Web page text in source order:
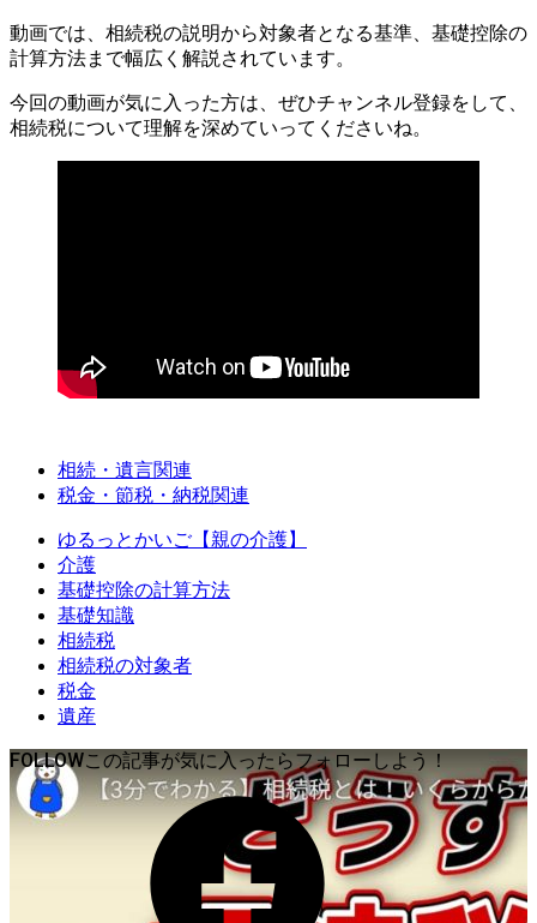
動画では、相続税の説明から対象者となる基準、基礎控除の
計算方法まで幅広く解説されています。
今回の動画が気に入った方は、ぜひチャンネル登録をして、
相続税について理解を深めていってくださいね。
相続・遺言関連
税金・節税・納税関連
ゆるっとかいご【親の介護】
介護
基礎控除の計算方法
基礎知識
相続税
相続税の対象者
税金
遺産
FOLLOW